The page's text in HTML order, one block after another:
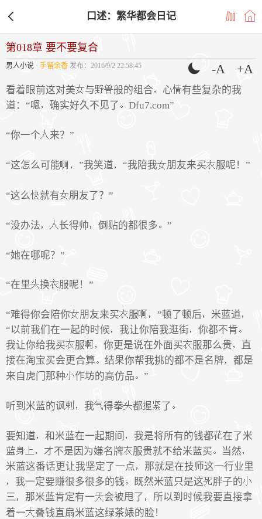
口述：繁华都会日记
第018章 要不要复合
男人小说 · 手留余香 发布：2016/9/2 22:58:45 -A +A
看着眼前这对美 与 般的组合 心
有些复杂的我
道：“嗯
确实好久不见了 Dfu7.com”
“你一个 来？”
“这怎么可能 ”我笑道 “我陪我 朋友来买 服呢！”
“这么 就有 朋友了？”
“没办法 长得帅 倒贴的都很多 ”
“她在哪呢？”
“在里 换 服呢！”
“难得你会陪你 朋友来买 服 ”顿了顿后
米蓝道
“以前我们在一起的时候
我让你陪我逛街
你都不肯
我让你给我买
服 你更是说在外面买 服那么贵
直
接在淘宝买会更合算
结果你帮我挑的都不是名牌
都是
来自虎门那种
作坊的高仿品 ”
听到米蓝的讽 我 得拳 都 了
要知道 和米蓝在一起期间 我是将所有的钱都
在了米
蓝
才不是因为嫌名牌 服贵就不给米蓝买
当然
米蓝这番话更让我坚定了一点
那就是在技师这一行业里
我一定要赚很多很多的钱
既然米蓝只是这
胖子的
三
那米蓝肯定有一 会被甩了
所以到时候我要直接拿
着一
叠钱直扇米蓝这绿茶婊的脸！